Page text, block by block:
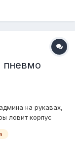
нержавейку и
пневмо
на рукавах,
ловит корпус